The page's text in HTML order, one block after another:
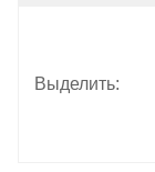
Выделить: